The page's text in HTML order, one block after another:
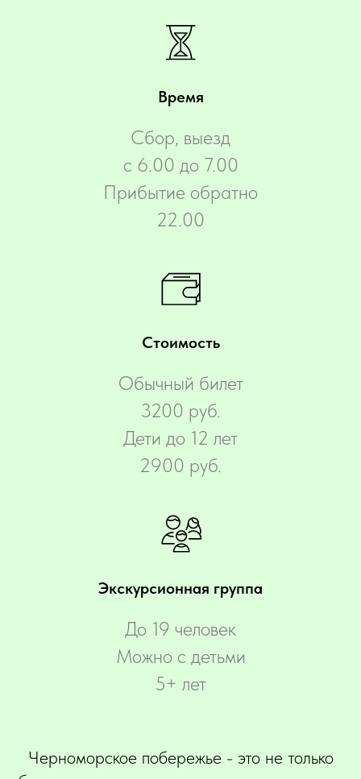
Время
Сбор, выезд
с 6.00 до 7.00
Прибытие обратно
22.00
Стоимость
Обычный билет
3200 руб.
Дети до 12 лет
2900 руб.
Экскурсионная группа
До 19 человек
Можно с детьми
5+ лет
Черноморское побережье - это не только